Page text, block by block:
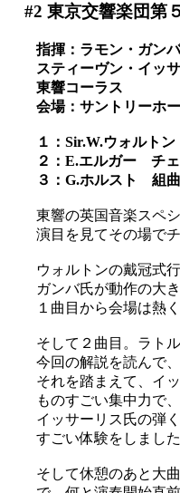
#2 東京交響楽団第
指揮：ラモン・ガンバ
スティーヴン・イッ
東響コーラス
会場：サントリーホ
１：Sir.W.ウォルト
２：E.エルガー チェ
３：G.ホルスト 組
東響の英国音楽スペ
演目を見てその場で
ウォルトンの戴冠式
ガンバ氏が動作の大
１曲目から会場は熱
そして２曲目。ラト
今回の解説を読んで
それを踏まえて、イ
ものすごい集中力で
イッサーリス氏の弾
すごい体験をしました
そして休憩のあと大曲